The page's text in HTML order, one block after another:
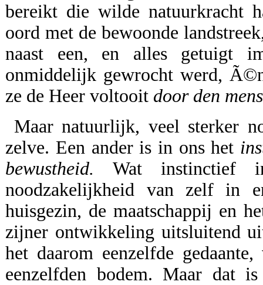
bereikt die wilde natuurkracht
oord met de bewoonde
naast een, en alles getuigt
onmiddelijk gewrocht werd,
ze de Heer voltooit door den
Maar natuurlijk, veel sterker
zelve. Een ander is in ons het
bewustheid. Wat instinctief
noodzakelijkheid van zelf in
huisgezin, de maatschappij en
zijner ontwikkeling uitsluitend
het daarom eenzelfde
eenzelfden bodem. Maar dat